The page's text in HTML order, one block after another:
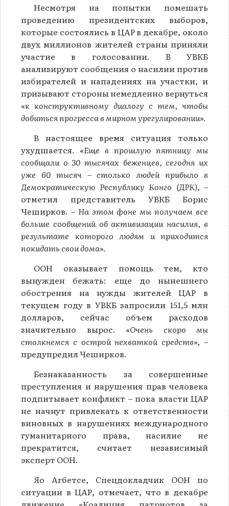
Несмотря на попытки помешать
проведению президентских выборов,
которые состоялись в ЦАР в декабре, около
двух миллионов жителей страны приняли
участие в голосовании. В УВКБ
анализируют сообщения о насилии против
избирателей и нападениях на участки, и
призывают стороны немедленно вернуться
«к конструктивному диалогу с тем, чтобы
добиться прогресса в мирном урегулировании».
В настоящее время ситуация только
ухудшается. «Еще в прошлую пятницу мы
сообщали о 30 тысячах беженцев, сегодня их
уже 60 тысяч – столько людей прибыло в
Демократическую Республику Конго (ДРК), –
отметил представитель УВКБ Борис
Чеширков. – На этом фоне мы получаем все
больше сообщений об активизации насилия, в
результате которого людям и приходится
покидать свои дома».
ООН оказывает помощь тем, кто
вынужден бежать: еще до нынешнего
обострения на нужды жителей ЦАР в
текущем году в УВКБ запросили 151,5 млн
долларов, сейчас объем расходов
значительно вырос. «Очень скоро мы
столкнемся с острой нехваткой средств», –
предупредил Чеширков.
Безнаказанность за совершенные
преступления и нарушения прав человека
подпитывает конфликт – пока власти ЦАР
не начнут привлекать к ответственности
виновных в нарушениях международного
гуманитарного права, насилие не
прекратится, считает независимый
эксперт ООН.
Яо Агбетсе, Спецдокладчик ООН по
ситуации в ЦАР, отмечает, что в декабре